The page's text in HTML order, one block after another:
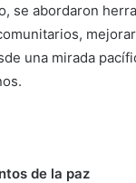
se abordaron
una mirada
de la paz